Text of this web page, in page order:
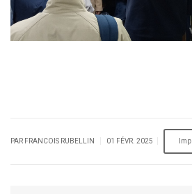
PAR FRANCOIS RUBELLIN 01 FÉVR. 2025